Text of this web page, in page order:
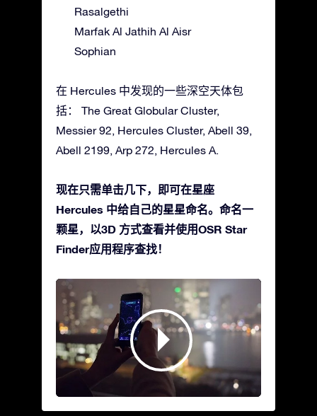
Rasalgethi
Marfak Al Jathih Al Aisr
Sophian
在 Hercules 中发现的一些深空天体包
括： The Great Globular Cluster,
Messier 92, Hercules Cluster, Abell 39,
Abell 2199, Arp 272, Hercules A.
现在只需单击几下，即可在星座
Hercules 中给自己的星星命名。命名一
颗星，以3D 方式查看并使用OSR Star
Finder应用程序查找！